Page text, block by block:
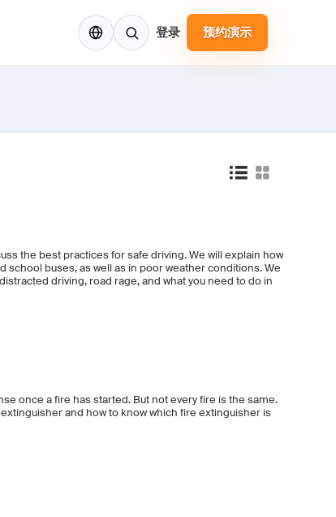
ZH 登录 预约演示
the best practices for safe driving. We will explain how
school buses, as well as in poor weather conditions. We
driving, road rage, and what you need to do in
once a fire has started. But not every fire is the same.
and how to know which fire extinguisher is